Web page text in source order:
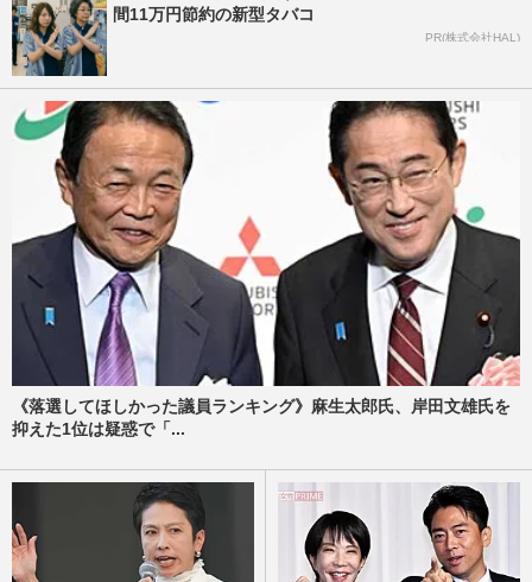
間11万円節約の新型タバコ
PR(株式会社HAL)
《落選してほしかった議員ランキング》麻生太郎氏、岸田文雄氏を
抑えた1位は疑惑で「...